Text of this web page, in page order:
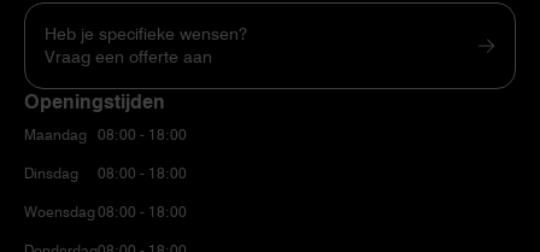
Heb je specifieke wensen?
Vraag een offerte aan
Openingstijden
Maandag
Dinsdag
Woensdag
08:00 - 18:00
08:00 - 18:00
08:00 - 18:00